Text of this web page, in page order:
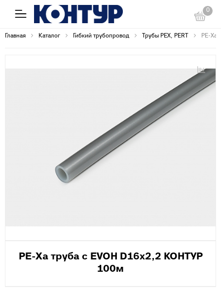
0
Главная Каталог Гибкий трубопровод Трубы PEX, PERT PE-Xa
PE-Xa труба с EVOH D16х2,2 КОНТУР
100м